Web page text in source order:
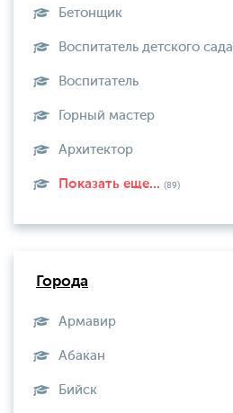
Бетонщик
Воспитатель детского сада
Воспитатель
Горный мастер
Архитектор
Показать еще... (89)
Города
Армавир
Абакан
Бийск